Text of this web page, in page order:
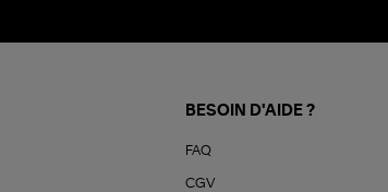
BESOIN D'AIDE ?
FAQ
CGV